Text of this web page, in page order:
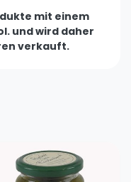
mit einem
und wird daher
verkauft.